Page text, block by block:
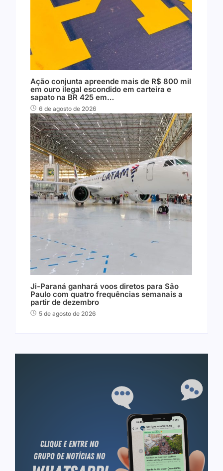
Ação conjunta apreende mais de R$ 800 mil
em ouro ilegal escondido em carteira e
sapato na BR 425 em…
6 de agosto de 2026
Ji-Paraná ganhará voos diretos para São
Paulo com quatro frequências semanais a
partir de dezembro
5 de agosto de 2026